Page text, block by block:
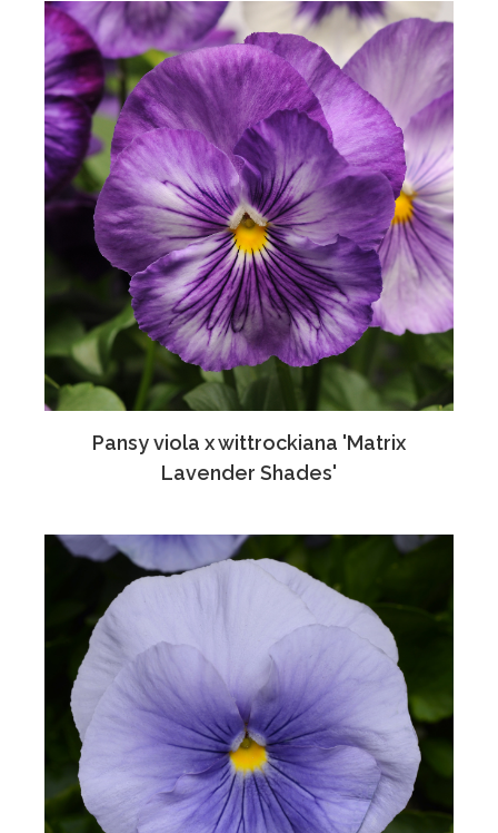
Pansy viola x wittrockiana 'Matrix
Lavender Shades'